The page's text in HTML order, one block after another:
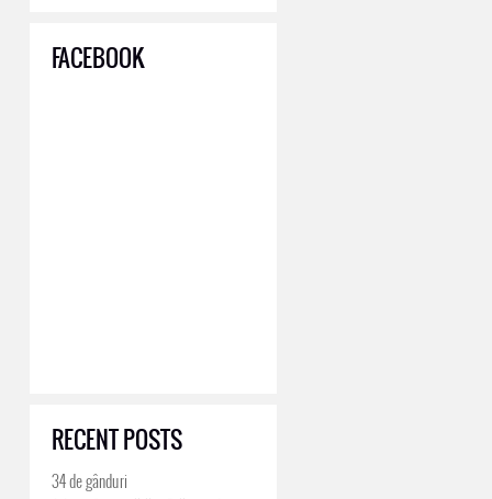
FACEBOOK
RECENT POSTS
34 de gânduri